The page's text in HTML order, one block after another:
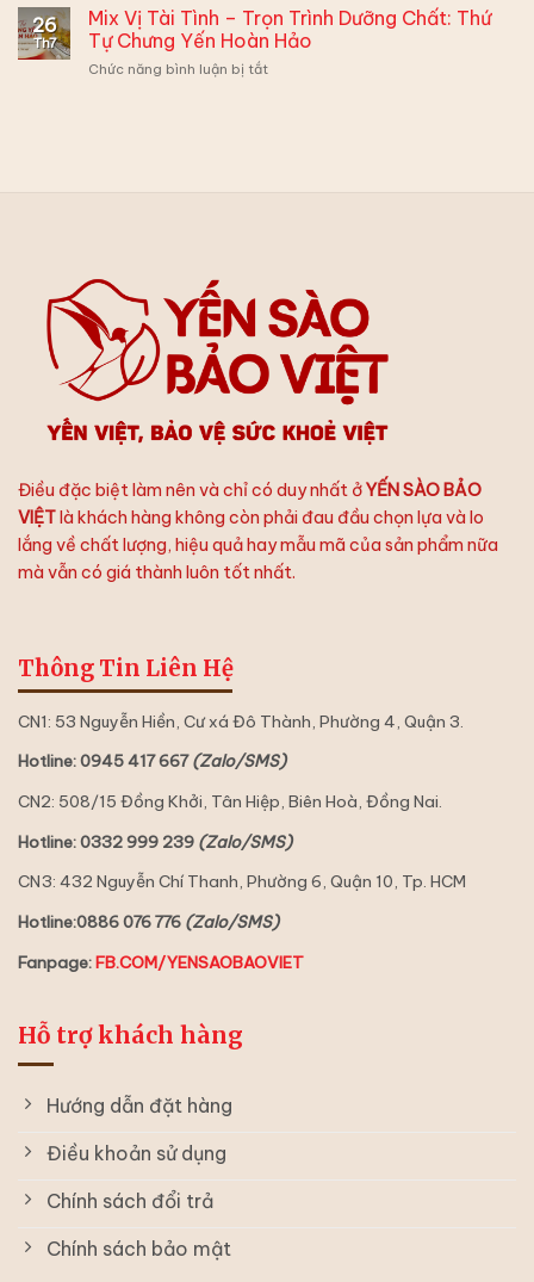
Bảo
Việt
Cách
Biến
Siêu
Yến
Chưng
Ái”
Ốm
Tinh
Tế
–
26
Th7
Mix Vị Tài Tình – Trọn Trình Dưỡng Chất: Thứ
Tự Chưng Yến Hoàn Hảo
Chức năng bình luận bị tắtở
Chưng
Yến
Hoàn
Hảo
Điều đặc biệt làm nên và chỉ có duy nhất ởYẾN SÀO BẢO
VIỆTlà khách hàng không còn phải đau đầu chọn lựa và lo
lắng về chất lượng, hiệu quả hay mẫu mã của sản phẩm nữa
mà vẫn có giá thành luôn tốt nhất.
Thông Tin Liên Hệ
CN1: 53 Nguyễn Hiền, Cư xá Đô Thành, Phường 4, Quận 3.
Hotline: 0945 417 667(Zalo/SMS)
CN2: 508/15 Đồng Khởi, Tân Hiệp, Biên Hoà, Đồng Nai.
Hotline: 0332 999 239 (Zalo/SMS)
CN3: 432 Nguyễn Chí Thanh, Phường 6, Quận 10, Tp. HCM
Hotline:0886 076 776 (Zalo/SMS)
Fanpage:FB.COM/YENSAOBAOVIET
Hỗ trợ khách hàng
Hướng dẫn đặt hàng
Điều khoản sử dụng
Chính sách đổi trả
Chính sách bảo mật